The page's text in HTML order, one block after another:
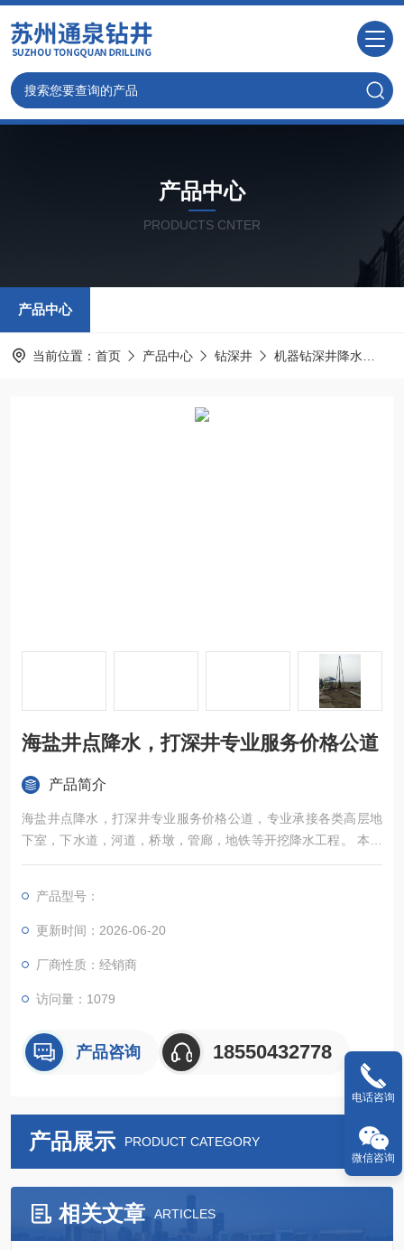
产品中心
PRODUCTS CNTER
产品中心
当前位置： 首页 产品中心 钻深井 机器钻深井降水
海盐井点降水，打深井专业服务价格公道
产品简介
海盐井点降水，打深井专业服务价格公道，专业承接各类高层地
下室，下水道，河道，桥墩，管廊，地铁等开挖降水工程。 本降
水队有两种降水项目： 一种为深井点降水：井管材料有波纹管，
公分，大适用深度为40米。
产品型号：
更新时间：2026-06-20
厂商性质：经销商
访问量：1079
产品咨询 18550432778
产品展示 PRODUCT CATEGORY
相关文章 ARTICLES
电话咨询
微信咨询